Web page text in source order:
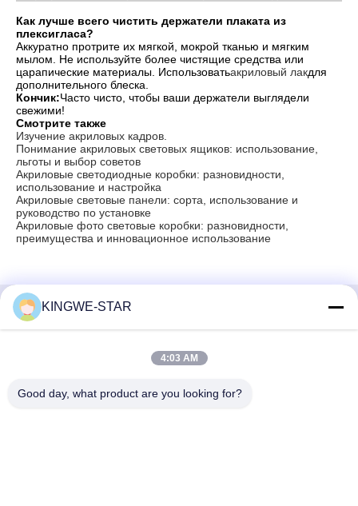
Как лучше всего чистить держатели плаката из
плексигласа?
Аккуратно протрите их мягкой, мокрой тканью и мягким
мылом. Не используйте более чистящие средства или
царапические материалы. Использоватьакриловый лакдля
дополнительного блеска.
Кончик:Часто чисто, чтобы ваши держатели выглядели
свежими!
Смотрите также
Изучение акриловых кадров.
Понимание акриловых световых ящиков: использование,
льготы и выбор советов
Акриловые светодиодные коробки: разновидности,
использование и настройка
Акриловые световые панели: сорта, использование и
руководство по установке
Акриловые фото световые коробки: разновидности,
преимущества и инновационное использование
Быстрый контакт
Баишисия, улица Фюён, район Баоан, Шэньчжэнь,
KINGWE-STAR
4:03 AM
Good day, what product are you looking for?